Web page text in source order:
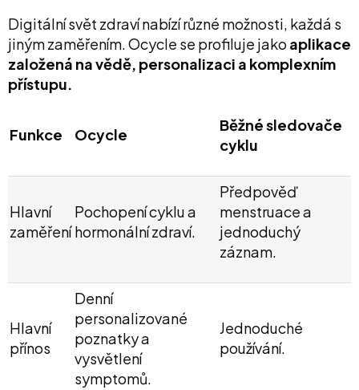
Digitální svět zdraví nabízí různé možnosti, každá s
jiným zaměřením. Ocycle se profiluje jako aplikace
založená na vědě, personalizaci a komplexním
přístupu.
Funkce Ocycle
Běžné sledovače
cyklu
Hlavní
zaměření
Pochopení cyklu a
hormonální zdraví.
Předpověď
menstruace a
jednoduchý
záznam.
Hlavní
přínos
Denní
personalizované
poznatky a
vysvětlení
symptomů.
Jednoduché
používání.